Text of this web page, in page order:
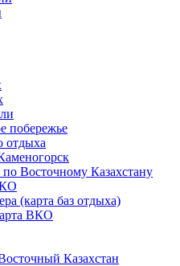
побережье
отдыха
Восточному Казахстану
(карта баз отдыха)
ВКО
Казахстан